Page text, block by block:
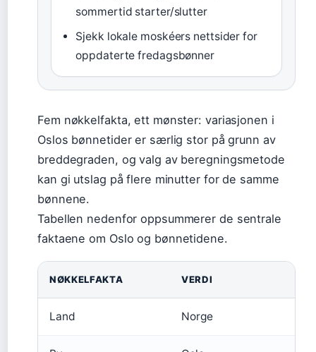
sommertid starter/slutter
Sjekk lokale moskéers nettsider for
oppdaterte fredagsbønner
Fem nøkkelfakta, ett mønster: variasjonen i
Oslos bønnetider er særlig stor på grunn av
breddegraden, og valg av beregningsmetode
kan gi utslag på flere minutter for de samme
bønnene.
Tabellen nedenfor oppsummerer de sentrale
faktaene om Oslo og bønnetidene.
NØKKELFAKTA VERDI
Land Norge